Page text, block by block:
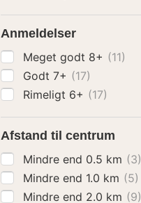
Anmeldelser
Meget godt 8+ (11)
Godt 7+ (17)
Rimeligt 6+ (17)
Afstand til centrum
Mindre end 0.5 km (3)
Mindre end 1.0 km (5)
Mindre end 2.0 km (9)